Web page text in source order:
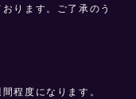
ります。ご了承のう
程度になります。